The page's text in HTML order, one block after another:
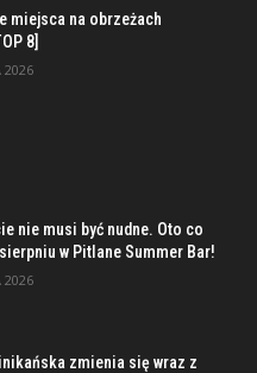
miejsca na obrzeżach
8]
2026
nie musi być nudne. Oto co
w Pitlane Summer Bar!
2026
zmienia się wraz z